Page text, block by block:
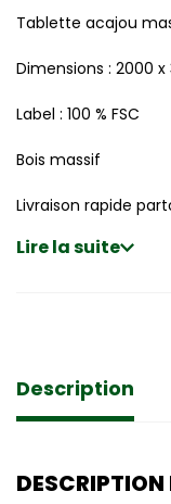
Tablette acajou
Dimensions : 2000 x
Label : 100 % FSC
Bois massif
Livraison rapide
Lire la suite
Description
DESCRIPTION